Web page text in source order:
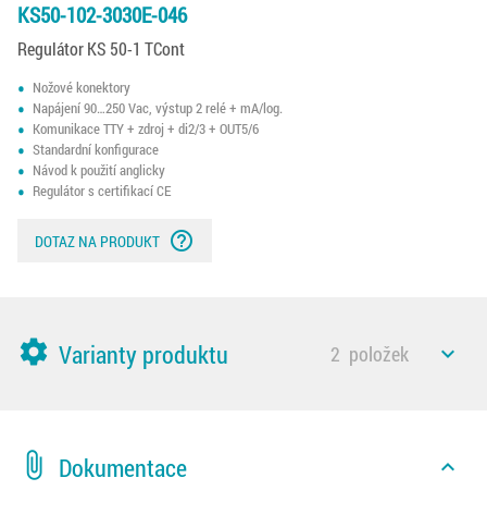
KS50-102-3030E-046
Regulátor KS 50-1 TCont
Nožové konektory
Napájení 90…250 Vac, výstup 2 relé + mA/log.
Komunikace TTY + zdroj + di2/3 + OUT5/6
Standardní konfigurace
Návod k použití anglicky
Regulátor s certifikací CE
DOTAZ NA PRODUKT help_outline
settings Varianty produktu 2 položek expand_less
attach_file Dokumentace expand_less